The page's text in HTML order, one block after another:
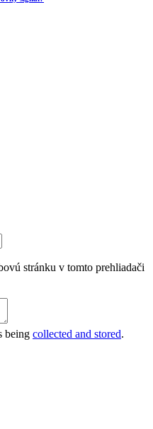
stránku v tomto prehliadači
being collected and stored.